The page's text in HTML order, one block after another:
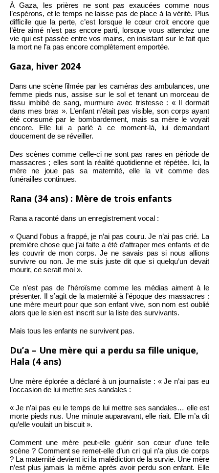
À Gaza, les prières ne sont pas exaucées comme nous
l’espérons, et le temps ne laisse pas de place à la vérité. Plus
difficile que la perte, c’est lorsque le cœur croit encore que
l’être aimé n’est pas encore parti, lorsque vous attendez une
vie qui est passée entre vos mains, en insistant sur le fait que
la mort ne l’a pas encore complètement emportée.
Gaza, hiver 2024
Dans une scène filmée par les caméras des ambulances, une
femme pieds nus, assise sur le sol et tenant un morceau de
tissu imbibé de sang, murmure avec tristesse : « Il dormait
dans mes bras ». L’enfant n’était pas visible, son corps ayant
été consumé par le bombardement, mais sa mère le voyait
encore. Elle lui a parlé à ce moment-là, lui demandant
doucement de se réveiller.
Des scènes comme celle-ci ne sont pas rares en période de
massacres ; elles sont la réalité quotidienne et répétée. Ici, la
mère ne joue pas sa maternité, elle la vit comme des
funérailles continues.
Rana (34 ans) : Mère de trois enfants
Rana a raconté dans un enregistrement vocal :
« Quand l’obus a frappé, je n’ai pas couru. Je n’ai pas crié. La
première chose que j’ai faite a été d’attraper mes enfants et de
les couvrir de mon corps. Je ne savais pas si nous allions
survivre ou non. Je me suis juste dit que si quelqu’un devait
mourir, ce serait moi ».
Ce n’est pas de l’héroïsme comme les médias aiment à le
présenter. Il s’agit de la maternité à l’époque des massacres :
une mère meurt pour que son enfant vive, son nom est oublié
alors que le sien est inscrit sur la liste des survivants.
Mais tous les enfants ne survivent pas.
Du’a – Une mère qui a perdu sa fille unique,
Hala (4 ans)
Une mère éplorée a déclaré à un journaliste : « Je n’ai pas eu
l’occasion de lui mettre ses sandales :
« Je n’ai pas eu le temps de lui mettre ses sandales… elle est
morte pieds nus. Une minute auparavant, elle riait. Elle m’a dit
qu’elle voulait un biscuit ».
Comment une mère peut-elle guérir son cœur d’une telle
scène ? Comment se remet-elle d’un cri qui n’a plus de corps
? La maternité devient ici la malédiction de la survie. Une mère
n’est plus jamais la même après avoir perdu son enfant. Elle